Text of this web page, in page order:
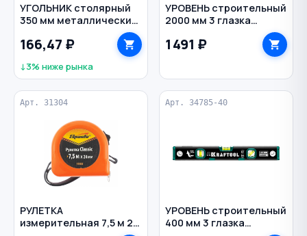
УГОЛЬНИК столярный
350 мм металлический
166,47 ₽
↓3% ниже рынка
УРОВЕНЬ строительный
2000 мм 3 глазка
алюминий УС-1,0
1 491 ₽
Арт. 31304
РУЛЕТКА
измерительная 7,5 м 24
Арт. 34785-40
УРОВЕНЬ строительный
400 мм 3 глазка